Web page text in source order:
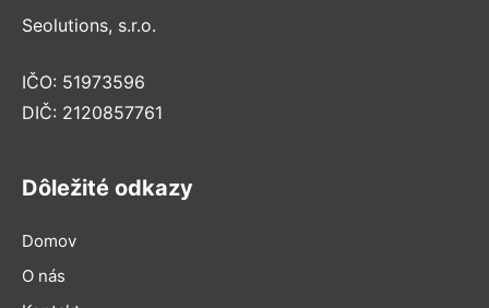
Seolutions, s.r.o.
IČO: 51973596
DIČ: 2120857761
Dôležité odkazy
Domov
O nás